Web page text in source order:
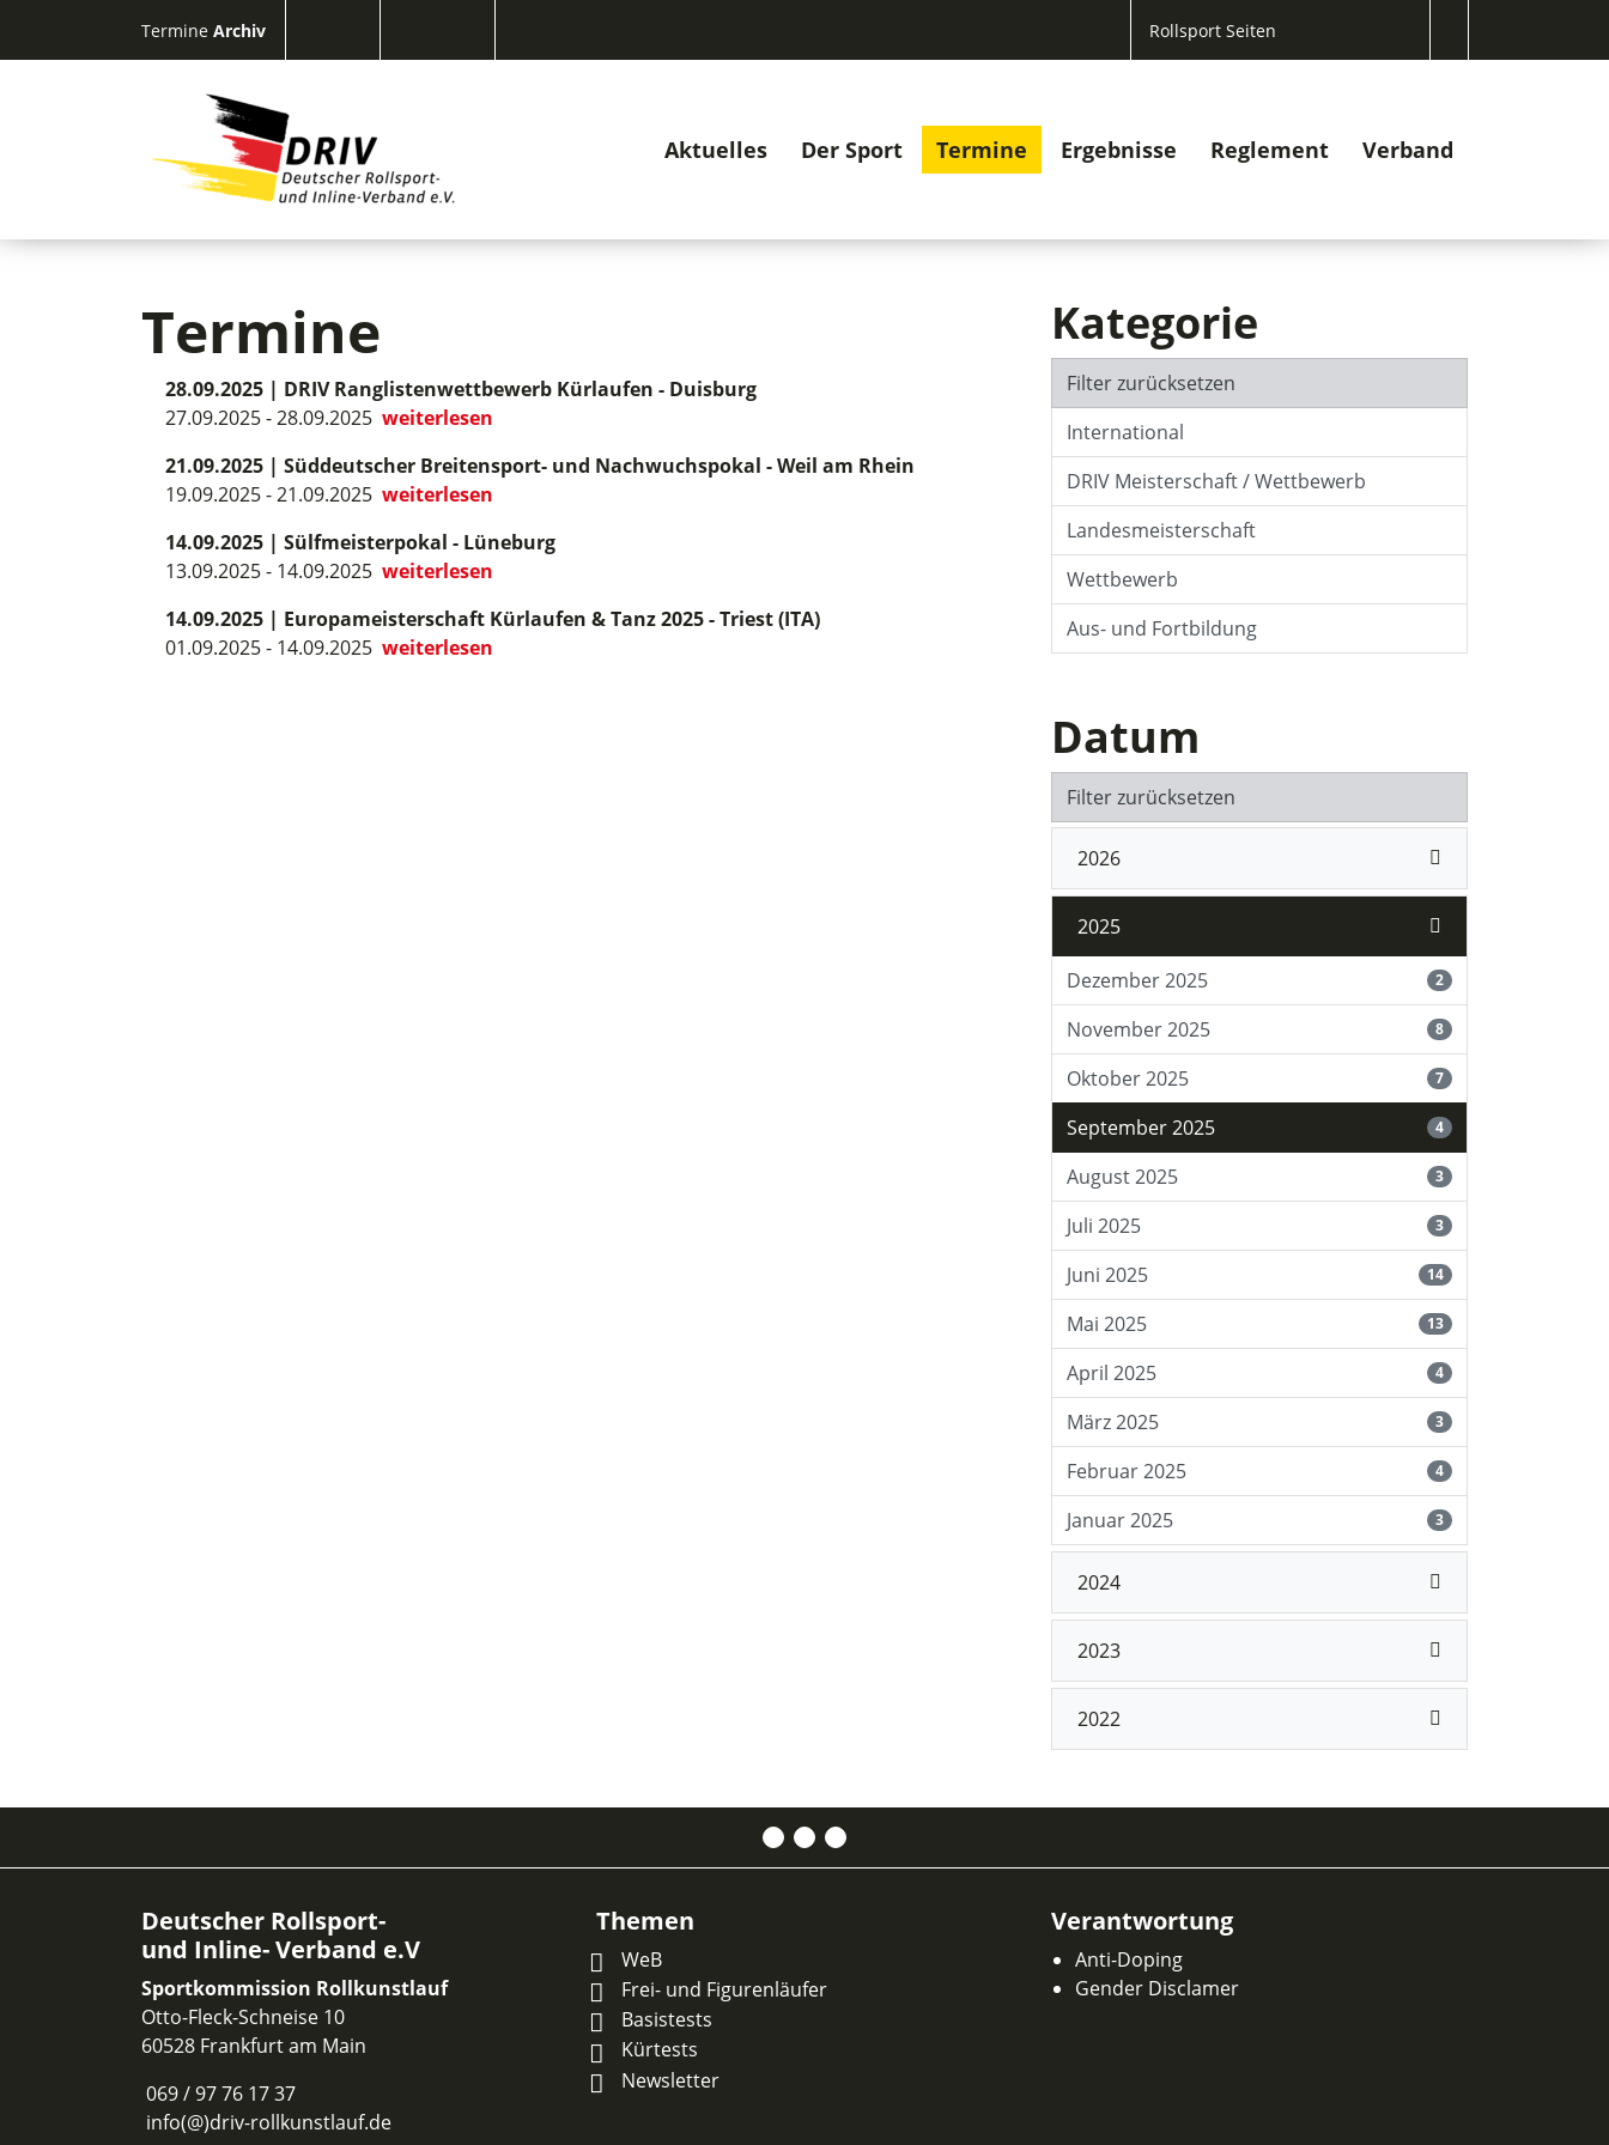
Termine Archiv Rollsport Seiten
Aktuelles Der Sport Termine Ergebnisse Reglement Verband
Termine
28.09.2025 | DRIV Ranglistenwettbewerb Kürlaufen - Duisburg
27.09.2025 - 28.09.2025 weiterlesen
21.09.2025 | Süddeutscher Breitensport- und Nachwuchspokal - Weil am Rhein
19.09.2025 - 21.09.2025 weiterlesen
14.09.2025 | Sülfmeisterpokal - Lüneburg
13.09.2025 - 14.09.2025 weiterlesen
14.09.2025 | Europameisterschaft Kürlaufen & Tanz 2025 - Triest (ITA)
01.09.2025 - 14.09.2025 weiterlesen
Kategorie
Filter zurücksetzen
International
DRIV Meisterschaft / Wettbewerb
Landesmeisterschaft
Wettbewerb
Aus- und Fortbildung
Datum
Filter zurücksetzen
2026
2025
Dezember 2025 2
November 2025 8
Oktober 2025 7
September 2025 4
August 2025 3
Juli 2025 3
Juni 2025 14
Mai 2025 13
April 2025 4
März 2025 3
Februar 2025 4
Januar 2025 3
2024
2023
2022
Deutscher Rollsport-
und Inline- Verband e.V
Sportkommission Rollkunstlauf
Otto-Fleck-Schneise 10
60528 Frankfurt am Main
069 / 97 76 17 37
info(@)driv-rollkunstlauf.de
Themen
WeB
Frei- und Figurenläufer
Basistests
Kürtests
Newsletter
Verantwortung
Anti-Doping
Gender Disclamer